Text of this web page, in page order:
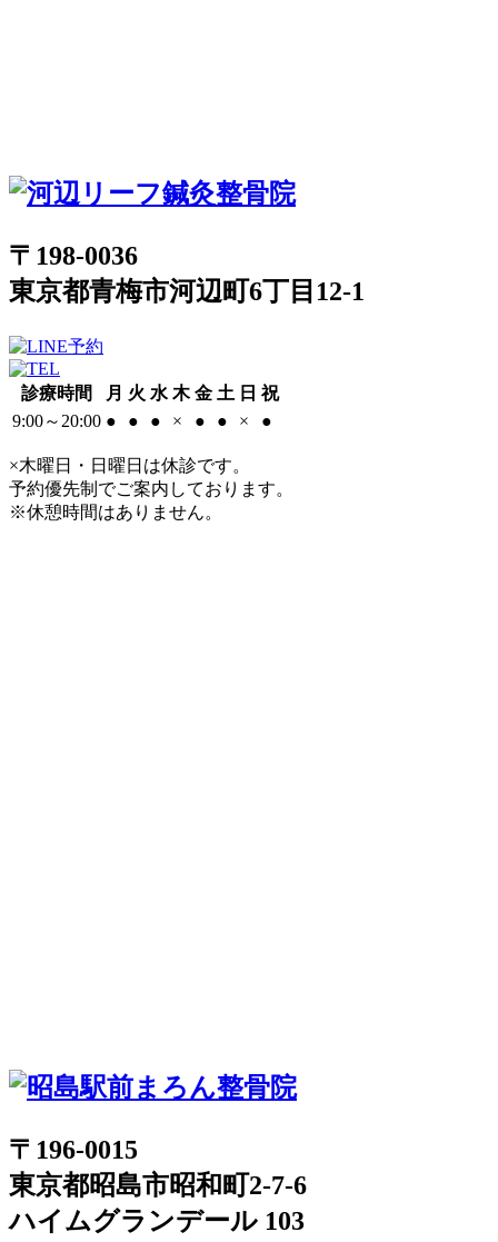
〒198-0036
東京都青梅市河辺町6丁目12-1
診療時間 月 火 水 木 金 土 日 祝
9:00～20:00 ● ● ● × ● ● × ●
×木曜日・日曜日は休診です。
予約優先制でご案内しております。
※休憩時間はありません。
〒196-0015
東京都昭島市昭和町2-7-6
ハイムグランデール 103